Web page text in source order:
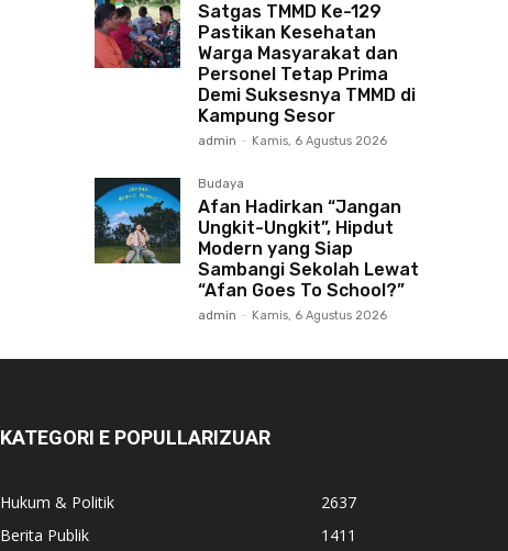
Satgas TMMD Ke-129
Pastikan Kesehatan
Warga Masyarakat dan
Personel Tetap Prima
Demi Suksesnya TMMD di
Kampung Sesor
admin - Kamis, 6 Agustus 2026
Budaya
Afan Hadirkan “Jangan
Ungkit-Ungkit”, Hipdut
Modern yang Siap
Sambangi Sekolah Lewat
“Afan Goes To School?”
admin - Kamis, 6 Agustus 2026
KATEGORI E POPULLARIZUAR
Hukum & Politik
2637
Berita Publik
1411